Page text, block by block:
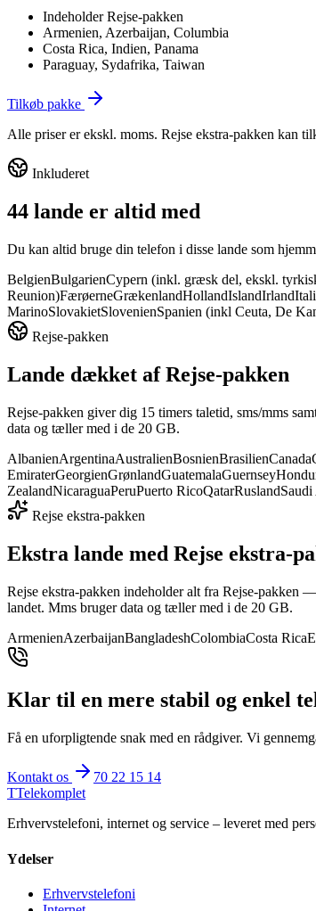
Indeholder Rejse-pakken
Armenien, Azerbaijan, Columbia
Costa Rica, Indien, Panama
Paraguay, Sydafrika, Taiwan
Tilkøb pakke
Alle priser er ekskl. moms. Rejse ekstra-pakken kan
Inkluderet
44 lande er altid med
Du kan altid bruge din telefon i disse lande som
BelgienBulgarienCypern (inkl. græsk del, ekskl.
Reunion)FærøerneGrækenlandHollandIslandIrland
MarinoSlovakietSlovenienSpanien (inkl Ceuta, De
Rejse-pakken
Lande dækket af Rejse-pakken
Rejse-pakken giver dig 15 timers taletid, sms/mms
data og tæller med i de 20 GB.
AlbanienArgentinaAustralienBosnienBrasilienCanada
EmiraterGeorgienGrønlandGuatemalaGuernsey
ZealandNicaraguaPeruPuerto RicoQatarRusland
Rejse ekstra-pakken
Ekstra lande med Rejse ekstra-
Rejse ekstra-pakken indeholder alt fra Rejse-pakken
landet. Mms bruger data og tæller med i de 20 GB.
ArmenienAzerbaijanBangladeshColombiaCosta Rica
Klar til en mere stabil og enkel
Få en uforpligtende snak med en rådgiver. Vi
Kontakt os
70 22 15 14
TTelekomplet
Erhvervstelefoni, internet og service – leveret med
Ydelser
Erhvervstelefoni